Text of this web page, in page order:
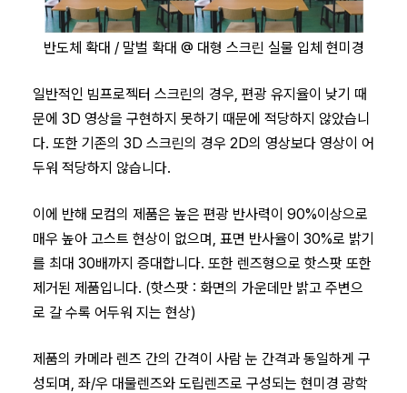
반도체 확대 / 말벌 확대 @ 대형 스크린 실물 입체 현미경
일반적인 빔프로젝터 스크린의 경우, 편광 유지율이 낮기 때
문에 3D 영상을 구현하지 못하기 때문에 적당하지 않았습니
다. 또한 기존의 3D 스크린의 경우 2D의 영상보다 영상이 어
두워 적당하지 않습니다.
​이에 반해 모컴의 제품은 높은 편광 반사력이 90%이상으로
매우 높아 고스트 현상이 없으며, 표면 반사율이 30%로 밝기
를 최대 30배까지 증대합니다. 또한 렌즈형으로 핫스팟 또한
제거된 제품입니다. (핫스팟 : 화면의 가운데만 밝고 주변으
로 갈 수록 어두워 지는 현상)
제품의 카메라 렌즈 간의 간격이 사람 눈 간격과 동일하게 구
성되며, 좌/우 대물렌즈와 도립렌즈로 구성되는 현미경 광학